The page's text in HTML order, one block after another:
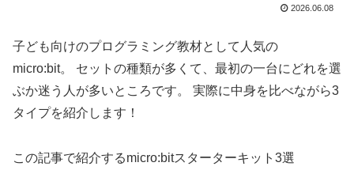
2026.06.08
子ども向けのプログラミング教材として人気の
micro:bit。 セットの種類が多くて、最初の一台にどれを選
ぶか迷う人が多いところです。 実際に中身を比べながら3
タイプを紹介します！
この記事で紹介するmicro:bitスターターキット3選